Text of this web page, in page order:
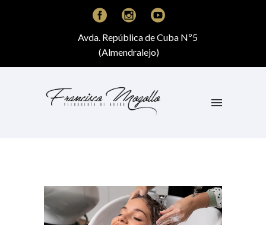
Avda. República de Cuba Nº5
(Almendralejo)